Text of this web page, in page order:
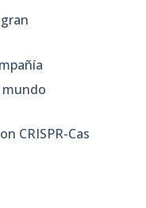
mundo
CRISPR-Cas